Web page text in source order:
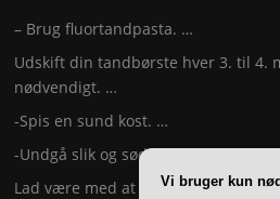
– Brug fluortandpasta. …
Udskift din tandbørste hver 3. til 4.
nødvendigt. …
-Spis en sund kost. …
-Undgå slik og sødede drikke. …
Lad være med at ryge. …Vi bruger kun